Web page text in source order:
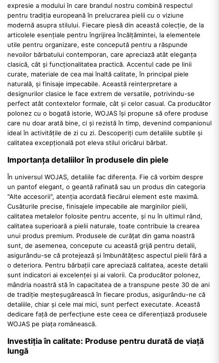
expresie a modului în care brandul nostru combină respectul
pentru tradiția europeană în prelucrarea pielii cu o viziune
modernă asupra stilului. Fiecare piesă din această colecție, de la
articolele esențiale pentru îngrijirea încălțămintei, la elementele
utile pentru organizare, este concepută pentru a răspunde
nevoilor bărbatului contemporan, care apreciază atât eleganța
clasică, cât și funcționalitatea practică. Accentul cade pe linii
curate, materiale de cea mai înaltă calitate, în principal piele
naturală, și finisaje impecabile. Această reinterpretare a
designurilor clasice le face extrem de versatile, potrivindu-se
perfect atât contextelor formale, cât și celor casual. Ca producător
polonez cu o bogată istorie, WOJAS își propune să ofere produse
care nu doar arată bine, ci și rezistă în timp, devenind companionul
ideal în activitățile de zi cu zi. Descoperiți cum detaliile subtile și
calitatea excepțională pot eleva stilul oricărui bărbat.
Importanța detaliilor în produsele din piele
În universul WOJAS, detaliile fac diferența. Fie că vorbim despre
un pantof elegant, o geantă rafinată sau un produs din categoria
"Alte accesorii", atenția acordată fiecărui element este maximă.
Cusăturile precise, finisajele impecabile ale marginilor pielii,
calitatea metalelor folosite pentru accente, și nu în ultimul rând,
calitatea superioară a pielii naturale, toate contribuie la crearea
unui produs premium. Produsele de curățat din gama noastră
sunt, de asemenea, concepute cu această grijă pentru detalii,
asigurându-se că protejează și îmbunătățesc aspectul pielii fără a
o deteriora. Pentru bărbații care apreciază calitatea, aceste detalii
sunt indicatori ai excelenței și ai valorii. Ca producător polonez,
mândria noastră stă în capacitatea de a transpune peste 30 de ani
de tradiție meșteșugărească în fiecare produs, asigurându-ne că
detaliile, chiar și cele mai mici, sunt perfect executate. Această
dedicare față de perfecțiune este ceea ce diferențiază produsele
WOJAS pe piața românească.
Investiția în calitate: Produse pentru durată de viață
lungă